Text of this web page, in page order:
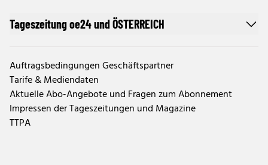
Tageszeitung oe24 und ÖSTERREICH
Auftragsbedingungen Geschäftspartner
Tarife & Mediendaten
Aktuelle Abo-Angebote und Fragen zum Abonnement
Impressen der Tageszeitungen und Magazine
TTPA